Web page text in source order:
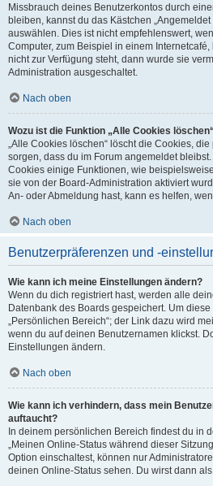
Missbrauch deines Benutzerkontos durch
bleiben, kannst du das Kästchen
auswählen. Dies ist nicht empfehlenswert,
Computer, zum Beispiel in einem
nicht zur Verfügung steht, dann wurde sie
Administration ausgeschaltet.
Nach oben
Wozu ist die Funktion „Alle Cookies
„Alle Cookies löschen“ löscht die Cookies,
sorgen, dass du im Forum angemeldet
Cookies einige Funktionen, wie
sie von der Board-Administration aktiviert
An- oder Abmeldung hast, kann es helfen,
Nach oben
Benutzerpräferenzen und -
Wie kann ich meine Einstellungen ändern?
Wenn du dich registriert hast, werden alle
Datenbank des Boards gespeichert. Um
„Persönlichen Bereich“; der Link dazu wird
wenn du auf deinen Benutzernamen klickst.
Einstellungen ändern.
Nach oben
Wie kann ich verhindern, dass mein
auftaucht?
In deinem persönlichen Bereich findest du in
„Meinen Online-Status während dieser
Option einschaltest, können nur
deinen Online-Status sehen. Du wirst dann